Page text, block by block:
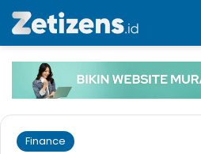
Finance